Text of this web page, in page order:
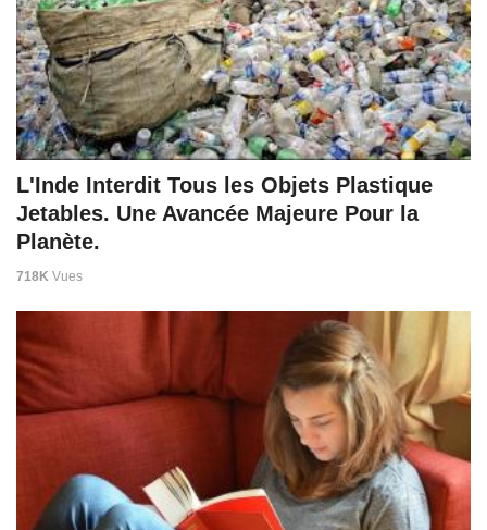
L'Inde Interdit Tous les Objets Plastique
Jetables. Une Avancée Majeure Pour la
Planète.
718K Vues